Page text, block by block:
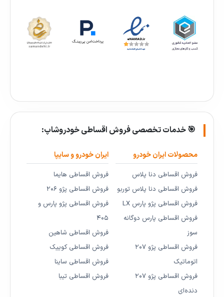
🎯 خدمات تخصصی فروش اقساطی خودروشاپ:
محصولات ایران خودرو
فروش اقساطی دنا پلاس
فروش اقساطی دنا پلاس توربو
فروش اقساطی پژو پارس LX
فروش اقساطی پارس دوگانه
سوز
فروش اقساطی پژو ۲۰۷
اتوماتیک
فروش اقساطی پژو ۲۰۷
دنده‌ای
ایران خودرو و سایپا
فروش اقساطی هایما
فروش اقساطی پژو ۲۰۶
فروش اقساطی پژو پارس و
۴۰۵
فروش اقساطی شاهین
فروش اقساطی کوییک
فروش اقساطی ساینا
فروش اقساطی تیبا